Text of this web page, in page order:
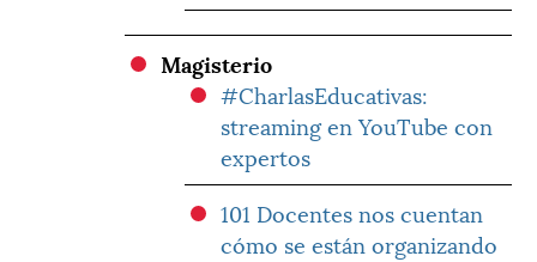
Magisterio
#CharlasEducativas:
streaming en YouTube con
expertos
101 Docentes nos cuentan
cómo se están organizando